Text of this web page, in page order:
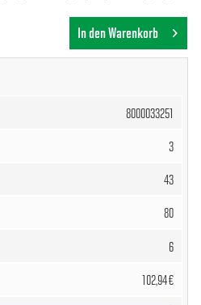
In den Warenkorb
8000033251
3
43
80
6
102,94 €